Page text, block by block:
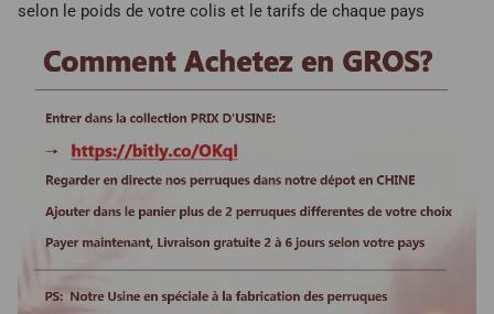
selon le poids de votre colis et le tarifs de chaque pays